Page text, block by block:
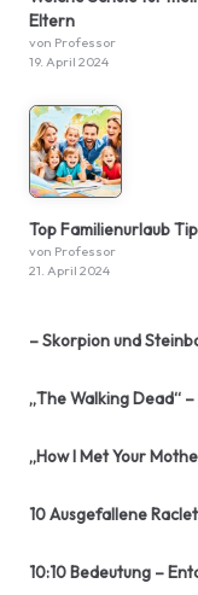
Eltern
von Professor
19. April 2024
Top Familienurlaub
von Professor
21. April 2024
– Skorpion und
„The Walking Dead“
„How I Met Your
10 Ausgefallene
10:10 Bedeutung –